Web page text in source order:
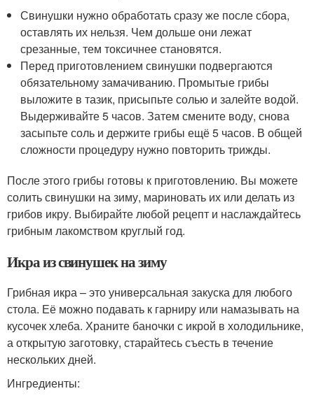
Свинушки нужно обработать сразу же после сбора,
оставлять их нельзя. Чем дольше они лежат
срезанные, тем токсичнее становятся.
Перед приготовлением свинушки подвергаются
обязательному замачиванию. Промытые грибы
выложите в тазик, присыпьте солью и залейте водой.
Выдерживайте 5 часов. Затем смените воду, снова
засыпьте соль и держите грибы ещё 5 часов. В общей
сложности процедуру нужно повторить трижды.
После этого грибы готовы к приготовлению. Вы можете
солить свинушки на зиму, мариновать их или делать из
грибов икру. Выбирайте любой рецепт и наслаждайтесь
грибным лакомством круглый год.
Икра из свинушек на зиму
Грибная икра – это универсальная закуска для любого
стола. Её можно подавать к гарниру или намазывать на
кусочек хлеба. Храните баночки с икрой в холодильнике,
а открытую заготовку, старайтесь съесть в течение
нескольких дней.
Ингредиенты: